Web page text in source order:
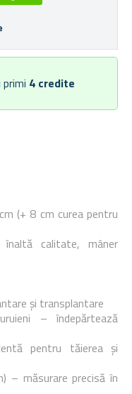
(+ 8 cm curea pentru
înaltă calitate, mâner
și transplantare
– îndepărtează
pentru tăierea și
– măsurare precisă în
4 credite